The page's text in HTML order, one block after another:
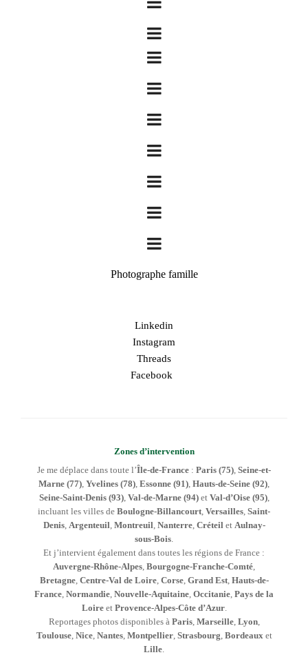
Photographe famille
Linkedin
Instagram
Threads
Facebook
Zones d’intervention
Je me déplace dans toute l’Île-de-France : Paris (75) Seine-et-
Marne (77) Yvelines (78) Essonne (91) Hauts-de-Seine (92)
Seine-Saint-Denis (93), Val-de-Marne (94)et Val-d’Oise (95),
incluant les villes de Boulogne-Billancourt Versailles Saint-
Denis, Argenteuil Montreuil Nanterre, Créteil et Aulnay-
sous-Bois
Et j’intervient également dans toutes les régions de France :
Auvergne-Rhône-Alpes Bourgogne-Franche-Comté
Bretagne, Centre-Val de Loire, Corse, Grand Est, Hauts-de-
France Normandie Nouvelle-Aquitaine Occitanie Pays de la
Loireet Provence-Alpes-Côte d’Azur.
Reportages photos disponibles à Paris, Marseille, Lyon,
Toulouse, Nice, Nantes, Montpellier, Strasbourg Bordeaux et
Lille